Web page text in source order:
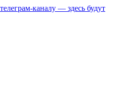
каналу — здесь будут